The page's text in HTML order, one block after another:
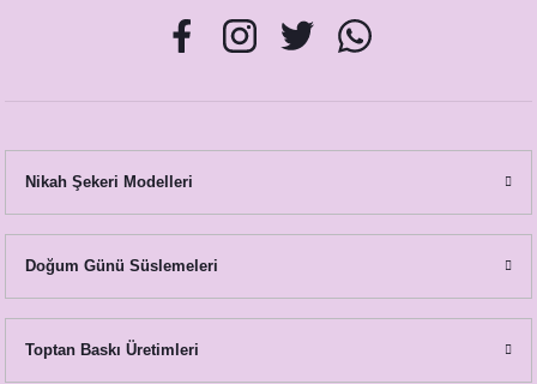
Nikah Şekeri Modelleri
Doğum Günü Süslemeleri
Toptan Baskı Üretimleri